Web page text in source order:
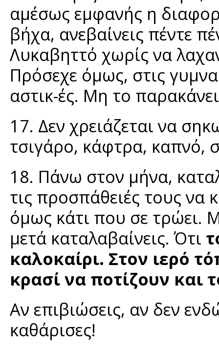
αμέσως εμφανής η
βήχα, ανεβαίνεις πέντε
Λυκαβηττό χωρίς να
Πρόσεχε όμως, στις
αστικ-ές. Μη το
17. Δεν χρειάζεται να
τσιγάρο, κάφτρα, καπνό,
18. Πάνω στον μήνα,
τις προσπάθειές τους να
όμως κάτι που σε τρώει.
μετά καταλαβαίνεις. Ότι
καλοκαίρι. Στον ιερό
κρασί να ποτίζουν και
Αν επιβιώσεις, αν δεν
καθάρισες!